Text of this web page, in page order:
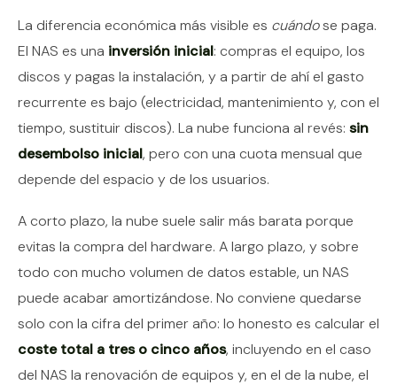
La diferencia económica más visible es cuándose paga.
El NAS es una inversión inicial: compras el equipo, los
discos y pagas la instalación, y a partir de ahí el gasto
recurrente es bajo (electricidad, mantenimiento y, con el
tiempo, sustituir discos). La nube funciona al revés: sin
desembolso inicial, pero con una cuota mensual que
depende del espacio y de los usuarios.
A corto plazo, la nube suele salir más barata porque
evitas la compra del hardware. A largo plazo, y sobre
todo con mucho volumen de datos estable, un NAS
puede acabar amortizándose. No conviene quedarse
solo con la cifra del primer año: lo honesto es calcular el
coste total a tres o cinco años, incluyendo en el caso
del NAS la renovación de equipos y, en el de la nube, el